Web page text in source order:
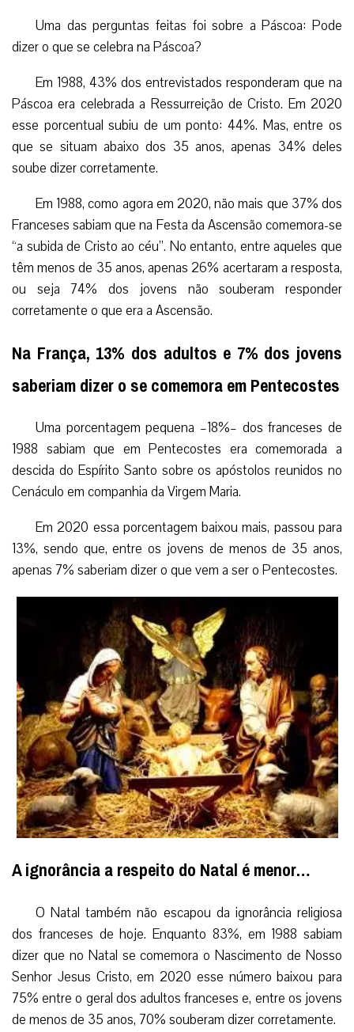
Uma das perguntas feitas foi sobre a Páscoa: Pode
dizer o que se celebra na Páscoa?
Em 1988, 43% dos entrevistados responderam que na
Páscoa era celebrada a Ressurreição de Cristo. Em 2020
esse porcentual subiu de um ponto: 44%. Mas, entre os
que se situam abaixo dos 35 anos, apenas 34% deles
soube dizer corretamente.
Em 1988, como agora em 2020, não mais que 37% dos
Franceses sabiam que na Festa da Ascensão comemora-se
“a subida de Cristo ao céu”. No entanto, entre aqueles que
têm menos de 35 anos, apenas 26% acertaram a resposta,
ou seja 74% dos jovens não souberam responder
corretamente o que era a Ascensão.
Na França, 13% dos adultos e 7% dos jovens
saberiam dizer o se comemora em Pentecostes
Uma porcentagem pequena –18%– dos franceses de
1988 sabiam que em Pentecostes era comemorada a
descida do Espírito Santo sobre os apóstolos reunidos no
Cenáculo em companhia da Virgem Maria.
Em 2020 essa porcentagem baixou mais, passou para
13%, sendo que, entre os jovens de menos de 35 anos,
apenas 7% saberiam dizer o que vem a ser o Pentecostes.
A ignorância a respeito do Natal é menor…
O Natal também não escapou da ignorância religiosa
dos franceses de hoje. Enquanto 83%, em 1988 sabiam
dizer que no Natal se comemora o Nascimento de Nosso
Senhor Jesus Cristo, em 2020 esse número baixou para
75% entre o geral dos adultos franceses e, entre os jovens
de menos de 35 anos, 70% souberam dizer corretamente.